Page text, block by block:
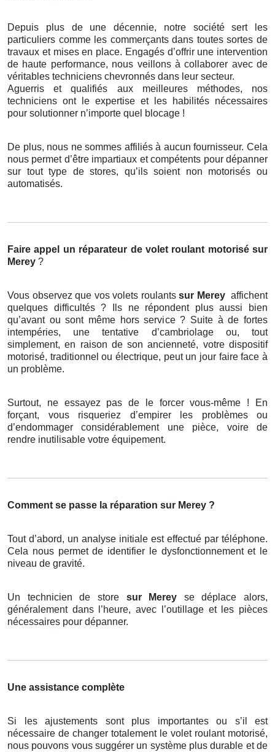
Depuis plus de une décennie, notre société sert les
particuliers comme les commerçants dans toutes sortes de
travaux et mises en place. Engagés d’offrir une intervention
de haute performance, nous veillons à collaborer avec de
véritables techniciens chevronnés dans leur secteur.
Aguerris et qualifiés aux meilleures méthodes, nos
techniciens ont le expertise et les habilités nécessaires
pour solutionner n’importe quel blocage !
De plus, nous ne sommes affiliés à aucun fournisseur. Cela
nous permet d’être impartiaux et compétents pour dépanner
sur tout type de stores, qu’ils soient non motorisés ou
automatisés.
Faire appel un réparateur de volet roulant motorisé sur
Merey ?
Vous observez que vos volets roulantssur Merey affichent
quelques difficultés ? Ils ne répondent plus aussi bien
qu’avant ou sont même hors service ? Suite à de fortes
intempéries, une tentative d’cambriolage ou, tout
simplement, en raison de son ancienneté, votre dispositif
motorisé, traditionnel ou électrique, peut un jour faire face à
un problème.
Surtout, ne essayez pas de le forcer vous-même ! En
forçant, vous risqueriez d’empirer les problèmes ou
d’endommager considérablement une pièce, voire de
rendre inutilisable votre équipement.
Comment se passe la réparation sur Merey ?
Tout d’abord, un analyse initiale est effectué par téléphone.
Cela nous permet de identifier le dysfonctionnement et le
niveau de gravité.
Un technicien de store sur Merey se déplace alors,
généralement dans l’heure, avec l’outillage et les pièces
nécessaires pour dépanner.
Une assistance complète
Si les ajustements sont plus importantes ou s’il est
nécessaire de changer totalement le volet roulant motorisé,
nous pouvons vous suggérer un système plus durable et de